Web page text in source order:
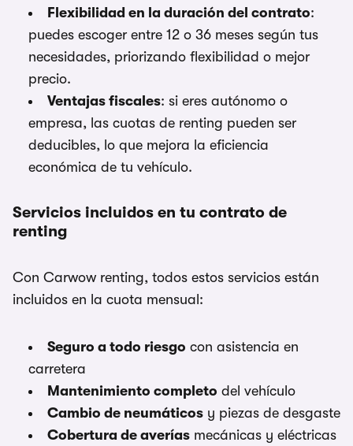
Flexibilidad en la duración del contrato:
puedes escoger entre 12 o 36 meses según tus
necesidades, priorizando flexibilidad o mejor
precio.
Ventajas fiscales: si eres autónomo o
empresa, las cuotas de renting pueden ser
deducibles, lo que mejora la eficiencia
económica de tu vehículo.
Servicios incluidos en tu contrato de
renting
Con Carwow renting, todos estos servicios están
incluidos en la cuota mensual:
Seguro a todo riesgo con asistencia en
carretera
Mantenimiento completo del vehículo
Cambio de neumáticos y piezas de desgaste
Cobertura de averías mecánicas y eléctricas